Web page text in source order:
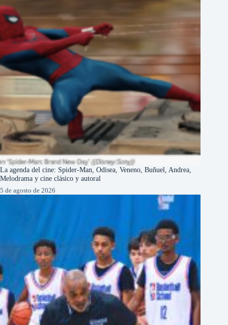
La agenda del cine: Spider-Man, Odisea, Veneno, Buñuel, Andrea,
Melodrama y cine clásico y autoral
5 de agosto de 2026